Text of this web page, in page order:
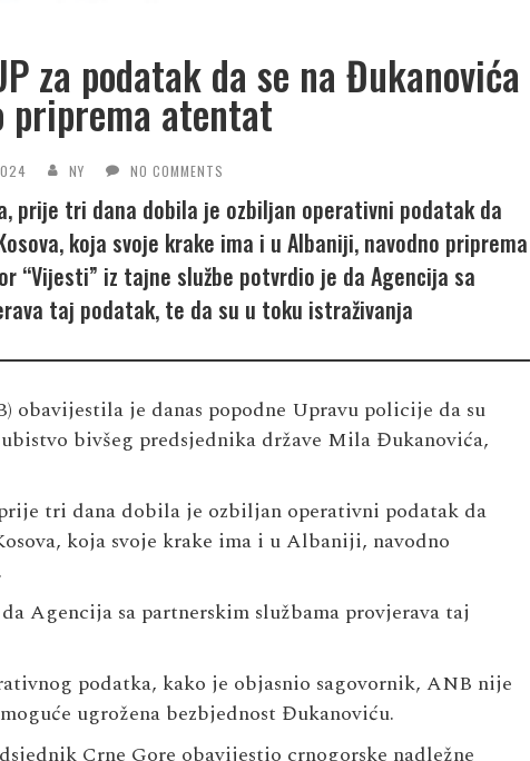
za podatak da se na Đukanovića
priprema atentat
NY NO COMMENTS
prije tri dana dobila je ozbiljan operativni podatak da
koja svoje krake ima i u Albaniji, navodno priprema
“Vijesti” iz tajne službe potvrdio je da Agencija sa
taj podatak, te da su u toku istraživanja
obavijestila je danas popodne Upravu policije da su
bivšeg predsjednika države Mila Đukanovića,
tri dana dobila je ozbiljan operativni podatak da
koja svoje krake ima i u Albaniji, navodno
Agencija sa partnerskim službama provjerava taj
podatka, kako je objasnio sagovornik, ANB nije
ugrožena bezbjednost Đukanoviću.
Crne Gore obavijestio crnogorske nadležne